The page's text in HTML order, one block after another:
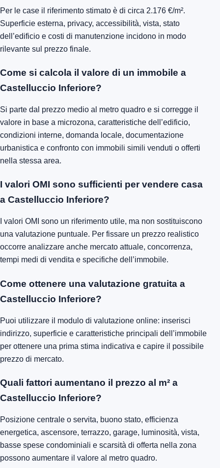
Per le case il riferimento stimato è di circa 2.176 €/m².
Superficie esterna, privacy, accessibilità, vista, stato
dell’edificio e costi di manutenzione incidono in modo
rilevante sul prezzo finale.
Come si calcola il valore di un immobile a
Castelluccio Inferiore?
Si parte dal prezzo medio al metro quadro e si corregge il
valore in base a microzona, caratteristiche dell’edificio,
condizioni interne, domanda locale, documentazione
urbanistica e confronto con immobili simili venduti o offerti
nella stessa area.
I valori OMI sono sufficienti per vendere casa
a Castelluccio Inferiore?
I valori OMI sono un riferimento utile, ma non sostituiscono
una valutazione puntuale. Per fissare un prezzo realistico
occorre analizzare anche mercato attuale, concorrenza,
tempi medi di vendita e specifiche dell’immobile.
Come ottenere una valutazione gratuita a
Castelluccio Inferiore?
Puoi utilizzare il modulo di valutazione online: inserisci
indirizzo, superficie e caratteristiche principali dell’immobile
per ottenere una prima stima indicativa e capire il possibile
prezzo di mercato.
Quali fattori aumentano il prezzo al m² a
Castelluccio Inferiore?
Posizione centrale o servita, buono stato, efficienza
energetica, ascensore, terrazzo, garage, luminosità, vista,
basse spese condominiali e scarsità di offerta nella zona
possono aumentare il valore al metro quadro.